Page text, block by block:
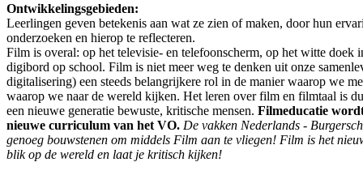
Ontwikkelingsgebieden:
Leerlingen geven betekenis aan wat ze zien of maken, door hun
onderzoeken en hierop te reflecteren.
Film is overal: op het televisie- en telefoonscherm, op het witte doek
digibord op school. Film is niet meer weg te denken uit onze
digitalisering) een steeds belangrijkere rol in de manier waarop we
waarop we naar de wereld kijken. Het leren over film en filmtaal is
een nieuwe generatie bewuste, kritische mensen. Filmeducatie
nieuwe curriculum van het VO. De vakken Nederlands -
genoeg bouwstenen om middels Film aan te vliegen! Film is het
blik op de wereld en laat je kritisch kijken!